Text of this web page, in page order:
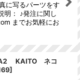
に写るパーツをす
明： ♪発注に関し
までお気軽にお
KAITO ネコ
]